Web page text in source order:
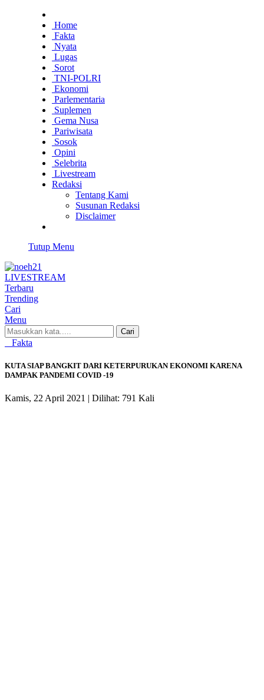
Home
Fakta
Nyata
Lugas
Sorot
TNI-POLRI
Ekonomi
Parlementaria
Suplemen
Gema Nusa
Pariwisata
Sosok
Opini
Selebrita
Livestream
Redaksi
Tentang Kami
Susunan Redaksi
Disclaimer
Tutup Menu
LIVESTREAM
Terbaru
Trending
Cari
Menu
Cari
Fakta
KUTA SIAP BANGKIT DARI KETERPURUKAN EKONOMI KARENA
DAMPAK PANDEMI COVID -19
Kamis, 22 April 2021 | Dilihat: 791 Kali